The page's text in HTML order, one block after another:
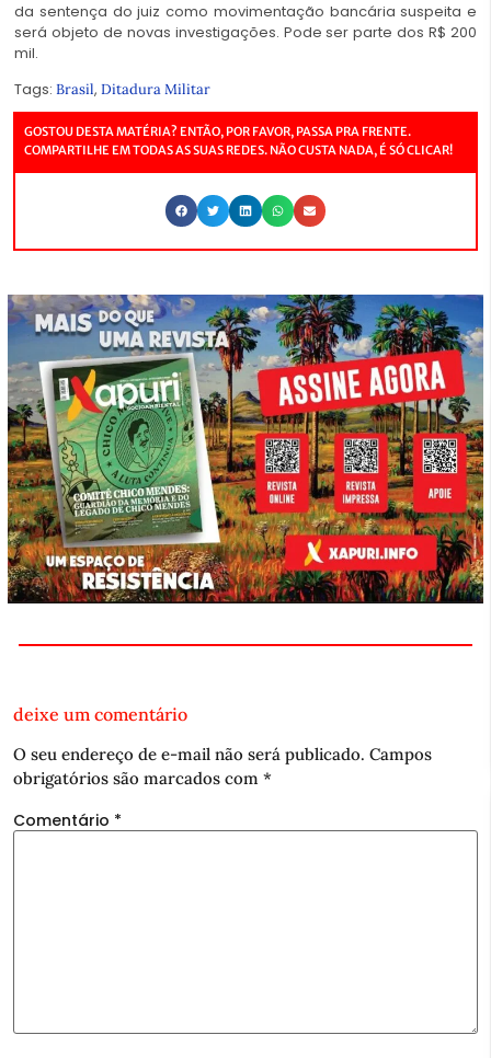
da sentença do juiz como movimentação bancária suspeita e
será objeto de novas investigações. Pode ser parte dos R$ 200
mil.
Tags: Brasil, Ditadura Militar
GOSTOU DESTA MATÉRIA? ENTÃO, POR FAVOR, PASSA PRA FRENTE.
COMPARTILHE EM TODAS AS SUAS REDES. NÃO CUSTA NADA, É SÓ CLICAR!
deixe um comentário
O seu endereço de e-mail não será publicado. Campos
obrigatórios são marcados com *
Comentário *